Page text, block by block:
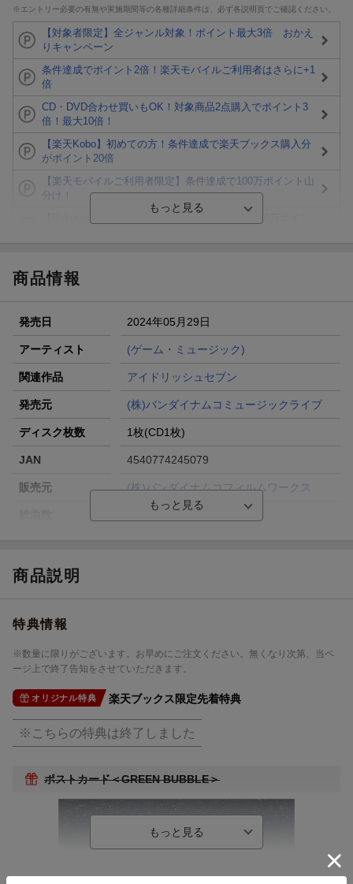
※エントリー必要の有無や実施期間等の各種詳細条件は、必ず各説明頁でご確認ください。
【対象者限定】全ジャンル対象！ポイント最大3倍 おかえ
りキャンペーン
条件達成でポイント2倍！楽天モバイルご利用者はさらに+1
倍
CD・DVD合わせ買いもOK！対象商品2点購入でポイント3
倍！最大10倍！
【楽天Kobo】初めての方！条件達成で楽天ブックス購入分
がポイント20倍
【楽天モバイルご利用者限定】条件達成で100万ポイント山
分け！
が当たる！
楽天モバイル紹介キャンペーンの拡散で300円OFFクーポン
進呈
条件達成で楽天限定・宝塚歌劇 宙組貸切公演ペアチケット
が当たる
商品情報
発売日 2024年05月29日
アーティスト (ゲーム・ミュージック)
関連作品 アイドリッシュセブン
発売元 (株)バンダイナムコミュージックライブ
ディスク枚数 1枚(CD1枚)
JAN 4540774245079
販売元 (株)バンダイナムコフィルムワークス
品番
商品説明
特典情報
※数量に限りがございます。お早めにご注文ください。無くなり次第、当ペ
ージ上で終了告知をさせていただきます。
オリジナル特典 楽天ブックス限定先着特典
※こちらの特典は終了しました
ポストカード＜GREEN BUBBLE＞